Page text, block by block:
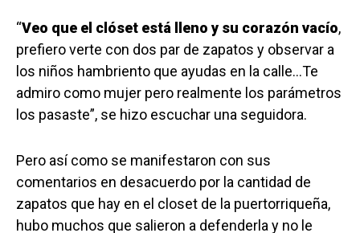
“Veo que el clóset está lleno y su corazón vacío,
prefiero verte con dos par de zapatos y observar a
los niños hambriento que ayudas en la calle…Te
admiro como mujer pero realmente los parámetros
los pasaste”, se hizo escuchar una seguidora.
Pero así como se manifestaron con sus
comentarios en desacuerdo por la cantidad de
zapatos que hay en el closet de la puertorriqueña,
hubo muchos que salieron a defenderla y no le